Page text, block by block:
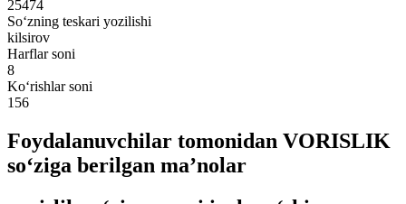
25474
So‘zning teskari yozilishi
kilsirov
Harflar soni
8
Ko‘rishlar soni
156
Foydalanuvchilar tomonidan VORISLIK
so‘ziga berilgan ma’nolar